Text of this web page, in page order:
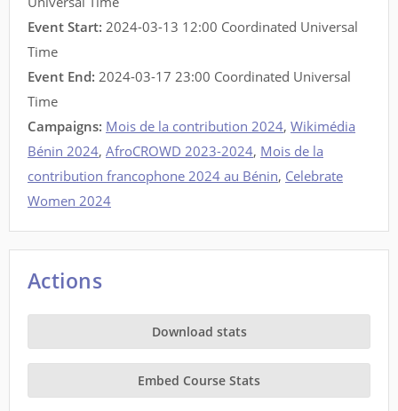
Event Start: 2024-03-13 12:00 Coordinated Universal
Time
Event End: 2024-03-17 23:00 Coordinated Universal
Time
Campaigns: Mois de la contribution 2024, Wikimédia
Bénin 2024, AfroCROWD 2023-2024, Mois de la
contribution francophone 2024 au Bénin, Celebrate
Women 2024
Actions
Download stats
Embed Course Stats